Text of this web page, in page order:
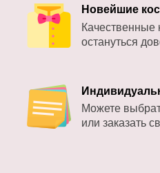
Новейшие
остануться
Можете
или заказать